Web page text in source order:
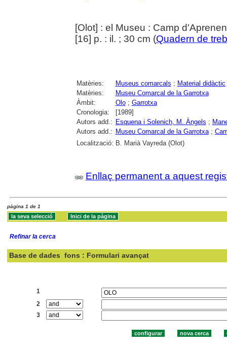
[Olot] : el Museu : Camp
[16] p. : il. ; 30 cm (Quadern de
Matèries: Museus comarcals ; Material didàctic
Matèries:
Museu Comarcal de la Garrotxa
Àmbit:
Olo; Garrotxa
Cronologia:
[1989]
Autors add.: Esquena i Solenich, M. Àngels ;
Autors add.: Museu Comarcal de la Garrotxa;
Localització: B. Marià Vayreda (Olot)
Enllaç permanent a aquest
pàgina 1 de 1
Refinar la cerca
Base de dades fons : Formulari avançat
1
2
3